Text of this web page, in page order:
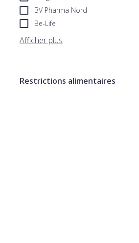
BV Pharma Nord
Be-Life
Afficher plus
Restrictions alimentaires